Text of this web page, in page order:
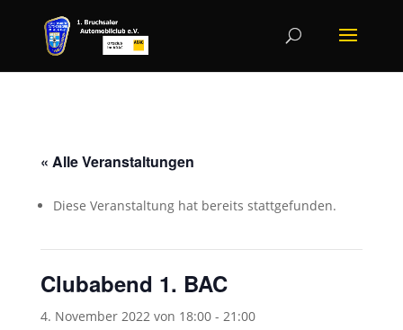
« Alle Veranstaltungen
Diese Veranstaltung hat bereits stattgefunden.
Clubabend 1. BAC
4. November 2022 von 18:00- 21:00